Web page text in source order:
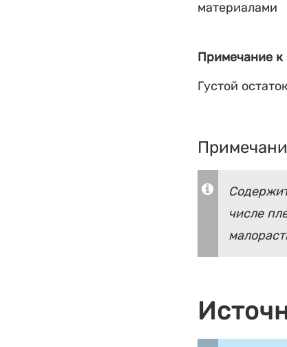
материалами
Примечание к
Густой
числе